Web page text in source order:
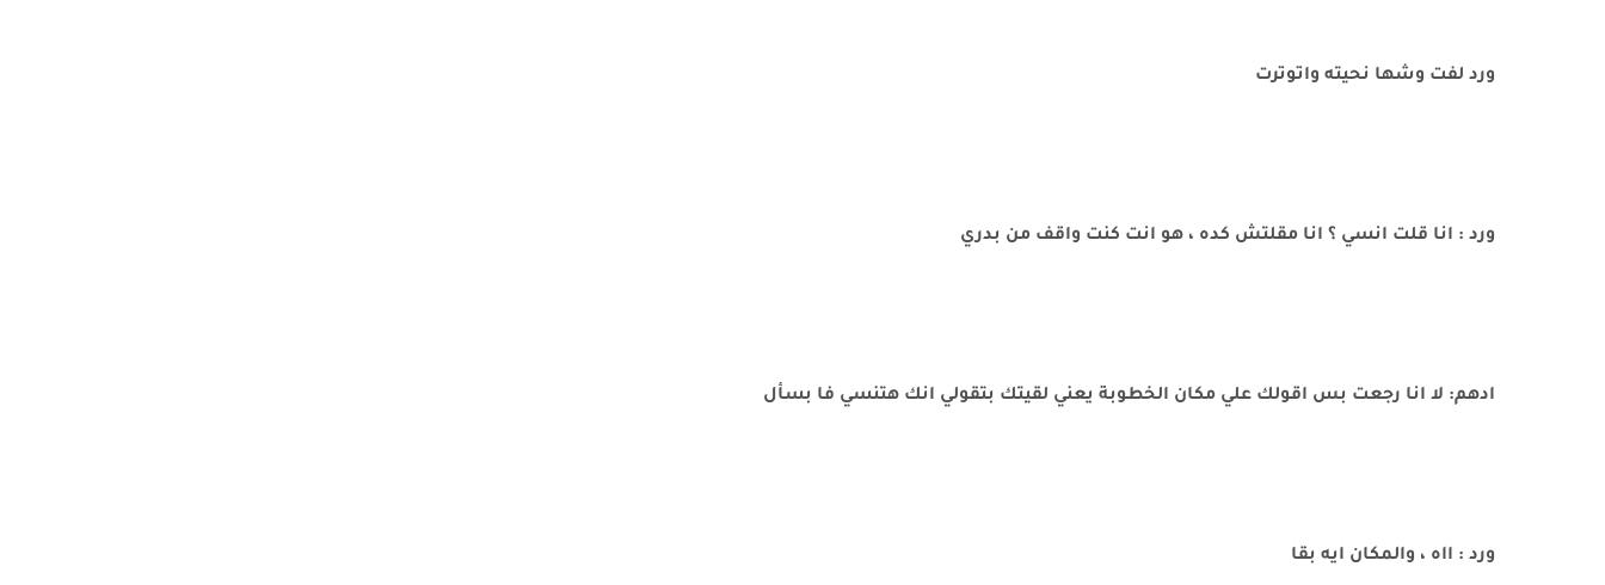
ورد لفت وشها نحيته واتوترت
ورد : انا قلت انسي ؟ انا مقلتش كده ، هو انت كنت واقف من بدري
ادهم: لا انا رجعت بس اقولك علي مكان الخطوبة يعني لقيتك بتقولي انك هتنسي فا بسأل
ورد : ااه ، والمكان ايه بقا